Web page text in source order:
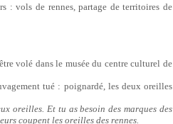
: vols de rennes, partage de territoires de
volé dans le musée du centre culturel de
tué : poignardé, les deux oreilles
oreilles. Et tu as besoin des marques des
coupent les oreilles des rennes.